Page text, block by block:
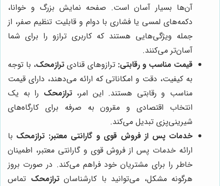
آن‌ها بسیار آسان است. صفحه نمایش بزرگ و خوانا،
دکمه‌های لمسی یا فشاری با دوام و قابلیت تنظیم صفر، از
جمله ویژگی‌هایی هستند که کاربری ترازو را برای شما
آسان‌تر می‌کنند.
قیمت مناسب و رقابتی: ترازوهای قنادی ترازمحک، با توجه
به کیفیت، دقت و امکاناتی که ارائه می‌دهند، دارای قیمت
مناسب و رقابتی هستند. این امر،ترازمحک را به یک
انتخاب اقتصادی و مقرون به صرفه برای کارگاه‌های
شیرینی‌پزی تبدیل می‌کند.
خدمات پس از فروش قوی و گارانتی معتبر: ترازمحک با
ارائه خدمات پس از فروش قوی و گارانتی معتبر، اطمینان
خاطر را برای مشتریان خود فراهم می‌کند. در صورت بروز
هرگونه مشکل، می‌توانید با کارشناسانترازمحک تماس